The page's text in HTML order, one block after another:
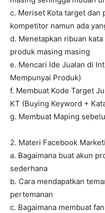
c. Meriset Kota target dan
kompetitor namun ada
d. Menetapkan ribuan
produk masing masing
e. Mencari Ide Jualan di
Mempunyai Produk)
f. Membuat Kode Target
KT (Buying Keyword +
g. Membuat Maping
2. Materi Facebook
a. Bagaimana buat akun
sederhana
b. Cara mendapatkan
pertemanan
c. Bagaimana membuat